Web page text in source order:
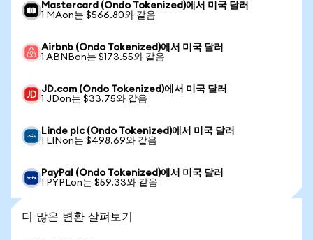
Mastercard (Ondo Tokenized)에서 미국 달러
1 MAon는 $566.80와 같음
Airbnb (Ondo Tokenized)에서 미국 달러
1 ABNBon는 $173.55와 같음
JD.com (Ondo Tokenized)에서 미국 달러
1 JDon는 $33.75와 같음
Linde plc (Ondo Tokenized)에서 미국 달러
1 LINon는 $498.69와 같음
PayPal (Ondo Tokenized)에서 미국 달러
1 PYPLon는 $59.33와 같음
더 많은 변환 살펴보기